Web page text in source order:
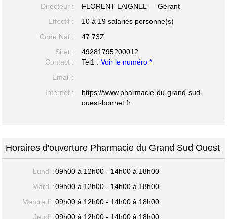
Directeur :
FLORENT LAIGNEL — Gérant
Effectif :
10 à 19 salariés personne(s)
Code Naf :
47.73Z
Siret :
49281795200012
Contact :
Tel1 :Voir le numéro *
Email :
Internet :
https://www.pharmacie-du-grand-sud-
ouest-bonnet.fr
-
Horaires d'ouverture Pharmacie du Grand Sud Ouest
Lundi :09h00 à 12h00 - 14h00 à 18h00
Mardi :09h00 à 12h00 - 14h00 à 18h00
Mercredi :09h00 à 12h00 - 14h00 à 18h00
Jeudi :09h00 à 12h00 - 14h00 à 18h00